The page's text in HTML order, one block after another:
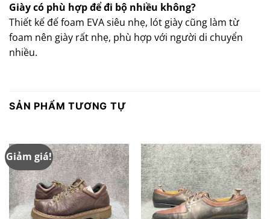
Giày có phù hợp để đi bộ nhiều không?
Thiết kế đế foam EVA siêu nhẹ, lót giày cũng làm từ
foam nên giày rất nhẹ, phù hợp với người di chuyển
nhiều.
SẢN PHẨM TƯƠNG TỰ
Giảm giá!